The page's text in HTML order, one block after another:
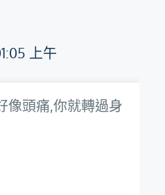
上午
像頭痛,你就轉過身